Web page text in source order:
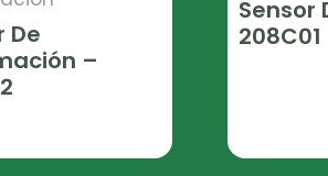
De
–
Sensor
208C01